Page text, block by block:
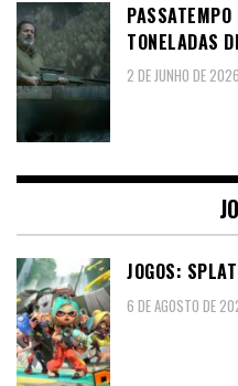
TONELADAS
2 DE JUNHO DE 2026
JOGOS:
6 DE AGOSTO DE